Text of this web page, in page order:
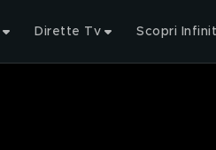
Dirette Tv Scopri